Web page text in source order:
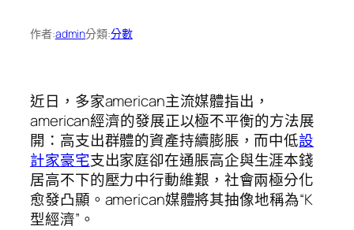
作者:admin分類:分數
近日，多家american主流媒體指出，
american經濟的發展正以極不平衡的方法展
開：高支出群體的資產持續膨脹，而中低設
計家豪宅支出家庭卻在通脹高企與生涯本錢
居高不下的壓力中行動維艱，社會兩極分化
愈發凸顯。american媒體將其抽像地稱為“K
型經濟”。